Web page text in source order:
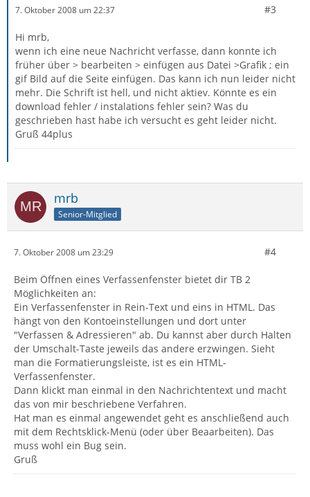
7. Oktober 2008 um 22:37 #3
Hi mrb,
wenn ich eine neue Nachricht verfasse, dann konnte ich
früher über > bearbeiten > einfügen aus Datei >Grafik ; ein
gif Bild auf die Seite einfügen. Das kann ich nun leider nicht
mehr. Die Schrift ist hell, und nicht aktiev. Könnte es ein
download fehler / instalations fehler sein? Was du
geschrieben hast habe ich versucht es geht leider nicht.
Gruß 44plus
mrb
Senior-Mitglied
7. Oktober 2008 um 23:29 #4
Beim Öffnen eines Verfassenfenster bietet dir TB 2
Möglichkeiten an:
Ein Verfassenfenster in Rein-Text und eins in HTML. Das
hängt von den Kontoeinstellungen und dort unter
"Verfassen & Adressieren" ab. Du kannst aber durch Halten
der Umschalt-Taste jeweils das andere erzwingen. Sieht
man die Formatierungsleiste, ist es ein HTML-
Verfassenfenster.
Dann klickt man einmal in den Nachrichtentext und macht
das von mir beschriebene Verfahren.
Hat man es einmal angewendet geht es anschließend auch
mit dem Rechtsklick-Menü (oder über Beaarbeiten). Das
muss wohl ein Bug sein.
Gruß